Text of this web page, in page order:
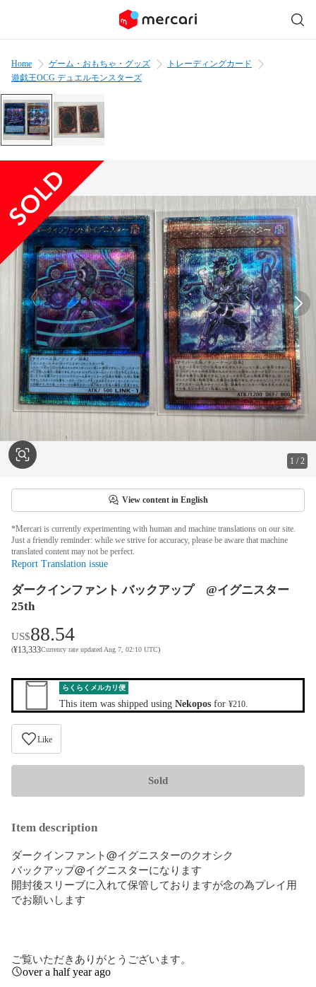
Home ゲーム・おもちゃ・グッズ
トレーディングカード
遊戯王OCG デュエルモンスターズ
1 /2
View content in English
*Mercari is currently experimenting with human and machine translations on our site.
Just a friendly reminder: while we strive for accuracy, please be aware that machine
translated content may not be perfect.
Report Translation issue
ダークインファント バックアップ @イグニスター
25th
US$88.54
(¥13,333Currency rate updated Aug 7, 02:10 UTC)
らくらくメルカリ便
This item was shipped using Nekopos for ¥210
Like
Sold
Item description
ダークインファント@イグニスターのクオシク
バックアップ@イグニスターになります
開封後スリーブに入れて保管しておりますが念の為プレイ用
でお願いします
ご覧いただきありがとうございます。
over a half year ago